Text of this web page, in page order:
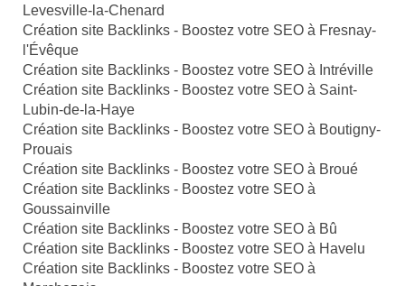
Levesville-la-Chenard
Création site Backlinks - Boostez votre SEO à Fresnay-
l'Évêque
Création site Backlinks - Boostez votre SEO à Intréville
Création site Backlinks - Boostez votre SEO à Saint-
Lubin-de-la-Haye
Création site Backlinks - Boostez votre SEO à Boutigny-
Prouais
Création site Backlinks - Boostez votre SEO à Broué
Création site Backlinks - Boostez votre SEO à
Goussainville
Création site Backlinks - Boostez votre SEO à Bû
Création site Backlinks - Boostez votre SEO à Havelu
Création site Backlinks - Boostez votre SEO à